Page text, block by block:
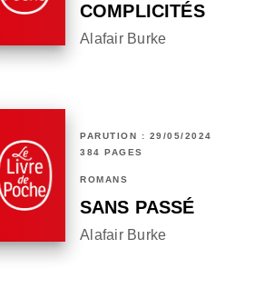
COMPLICITÉS
Alafair Burke
PARUTION : 29/05/2024
384 PAGES
ROMANS
SANS PASSÉ
Alafair Burke